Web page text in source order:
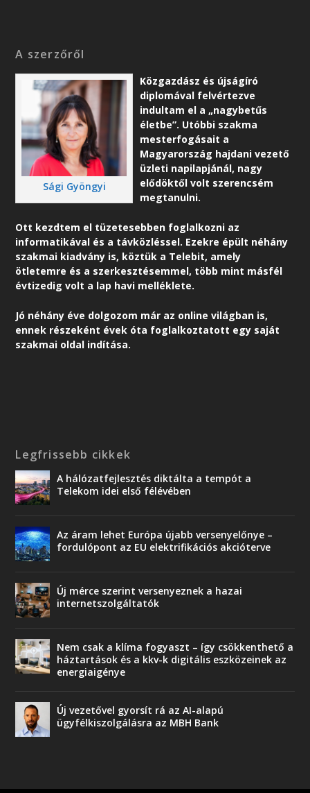
A szerzőről
Sági Gyöngyi
Közgazdász és újságíró
diplomával felvértezve
indultam el a „nagybetűs
életbe”. Utóbbi szakma
mesterfogásait a
Magyarország hajdani vezető
üzleti napilapjánál, nagy
elődöktől volt szerencsém
megtanulni.
Ott kezdtem el tüzetesebben foglalkozni az
informatikával és a távközléssel. Ezekre épült néhány
szakmai kiadvány is, köztük a Telebit, amely
ötletemre és a szerkesztésemmel, több mint másfél
évtizedig volt a lap havi melléklete.
Jó néhány éve dolgozom már az online világban is,
ennek részeként évek óta foglalkoztatott egy saját
szakmai oldal indítása.
Legfrissebb cikkek
A hálózatfejlesztés diktálta a tempót a
Telekom idei első félévében
Az áram lehet Európa újabb versenyelőnye –
fordulópont az EU elektrifikációs akcióterve
Új mérce szerint versenyeznek a hazai
internetszolgáltatók
Nem csak a klíma fogyaszt – így csökkenthető a
háztartások és a kkv-k digitális eszközeinek az
energiaigénye
Új vezetővel gyorsít rá az AI-alapú
ügyfélkiszolgálásra az MBH Bank